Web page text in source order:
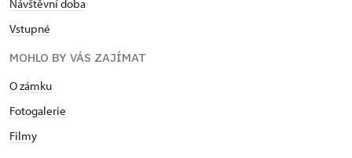
Návštěvní doba
Vstupné
MOHLO BY VÁS ZAJÍMAT
O zámku
Fotogalerie
Filmy